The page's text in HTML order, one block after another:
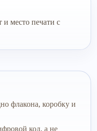
место печати с
флакона, коробку и
код, а не